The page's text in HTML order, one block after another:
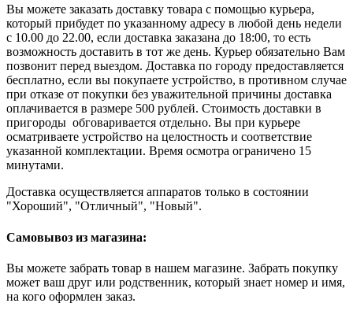
Вы можете заказать доставку товара с помощью курьера,
который прибудет по указанному адресу в любой день недели
с 10.00 до 22.00, если доставка заказана до 18:00, то есть
возможность доставить в тот же день. Курьер обязательно Вам
позвонит перед выездом. Доставка по городу предоставляется
бесплатно, если вы покупаете устройство, в противном случае
при отказе от покупки без уважительной причины доставка
оплачивается в размере 500 рублей. Стоимость доставки в
пригороды обговаривается отдельно. Вы при курьере
осматриваете устройство на целостность и соответствие
указанной комплектации. Время осмотра ограничено 15
минутами.
Доставка осуществляется аппаратов только в состоянии
"Хороший", "Отличный", "Новый".
Самовывоз из магазина:
Вы можете забрать товар в нашем магазине. Забрать покупку
может ваш друг или родственник, который знает номер и имя,
на кого оформлен заказ.